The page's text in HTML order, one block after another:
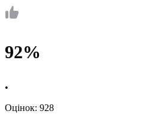
92%
•
Оцінок: 928